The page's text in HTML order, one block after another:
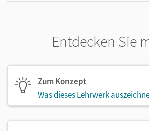
Entdecken Sie
Zum Konzept
Was dieses Lehrwerk